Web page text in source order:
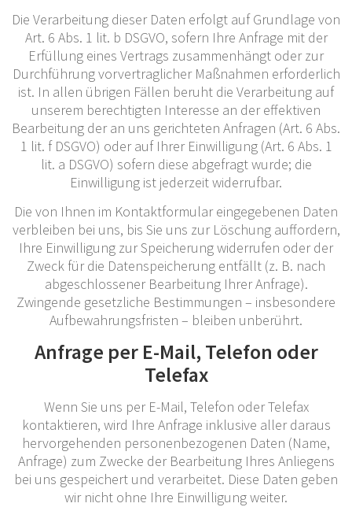
Die Verarbeitung dieser Daten erfolgt auf Grundlage von
Art. 6 Abs. 1 lit. b DSGVO, sofern Ihre Anfrage mit der
Erfüllung eines Vertrags zusammenhängt oder zur
Durchführung vorvertraglicher Maßnahmen erforderlich
ist. In allen übrigen Fällen beruht die Verarbeitung auf
unserem berechtigten Interesse an der effektiven
Bearbeitung der an uns gerichteten Anfragen (Art. 6 Abs.
1 lit. f DSGVO) oder auf Ihrer Einwilligung (Art. 6 Abs. 1
lit. a DSGVO) sofern diese abgefragt wurde; die
Einwilligung ist jederzeit widerrufbar.
Die von Ihnen im Kontaktformular eingegebenen Daten
verbleiben bei uns, bis Sie uns zur Löschung auffordern,
Ihre Einwilligung zur Speicherung widerrufen oder der
Zweck für die Datenspeicherung entfällt (z. B. nach
abgeschlossener Bearbeitung Ihrer Anfrage).
Zwingende gesetzliche Bestimmungen – insbesondere
Aufbewahrungsfristen – bleiben unberührt.
Anfrage per E-Mail, Telefon oder
Telefax
Wenn Sie uns per E-Mail, Telefon oder Telefax
kontaktieren, wird Ihre Anfrage inklusive aller daraus
hervorgehenden personenbezogenen Daten (Name,
Anfrage) zum Zwecke der Bearbeitung Ihres Anliegens
bei uns gespeichert und verarbeitet. Diese Daten geben
wir nicht ohne Ihre Einwilligung weiter.